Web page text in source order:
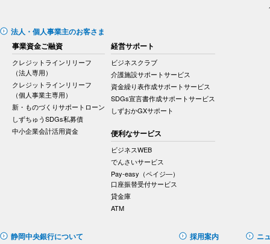
法人・個人事業主のお客さま
事業資金ご融資
クレジットラインリリーフ
（法人専用）
クレジットラインリリーフ
（個人事業主専用）
新・ものづくりサポートローン
しずちゅうSDGs私募債
中小企業会計活用資金
経営サポート
ビジネスクラブ
介護施設サポートサービス
資金繰り表作成サポートサービス
SDGs宣言書作成サポートサービス
しずおかGXサポート
便利なサービス
ビジネスWEB
でんさいサービス
Pay-easy（ペイジ―）
口座振替受付サービス
貸金庫
ATM
静岡中央銀行について 採用案内
ニ